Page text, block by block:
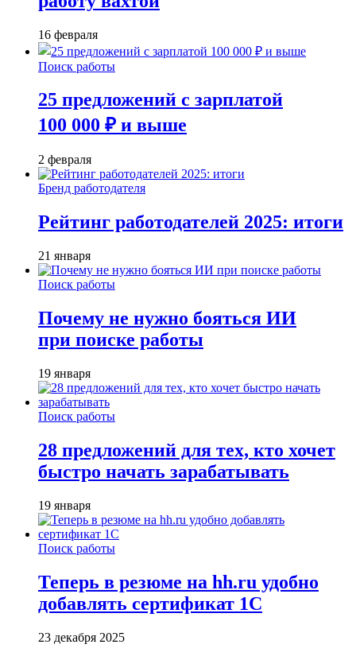
16 февраля
Поиск работы
25 предложений с зарплатой
100 000 ₽ и выше
2 февраля
Бренд работодателя
Рейтинг работодателей 2025: итоги
21 января
Поиск работы
Почему не нужно бояться ИИ
при поиске работы
19 января
Поиск работы
28 предложений для тех, кто хочет
быстро начать зарабатывать
19 января
Поиск работы
Теперь в резюме на hh.ru удобно
добавлять сертификат 1С
23 декабря 2025